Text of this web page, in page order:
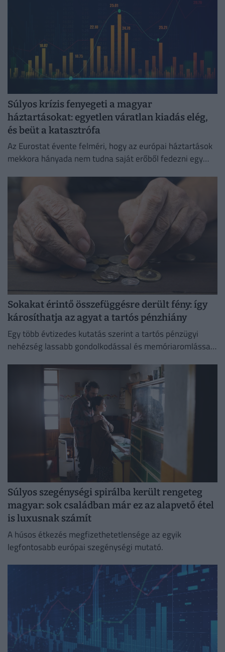
Súlyos krízis fenyegeti a magyar
háztartásokat: egyetlen váratlan kiadás elég,
és beüt a katasztrófa
Az Eurostat évente felméri, hogy az európai háztartások
mekkora hányada nem tudna saját erőből fedezni egy
Sokakat érintő összefüggésre derült fény: így
károsíthatja az agyat a tartós pénzhiány
Egy több évtizedes kutatás szerint a tartós pénzügyi
nehézség lassabb gondolkodással és memóriaromlással
Súlyos szegénységi spirálba került rengeteg
magyar: sok családban már ez az alapvető étel
is luxusnak számít
A húsos étkezés megfizethetetlensége az egyik
legfontosabb európai szegénységi mutató.